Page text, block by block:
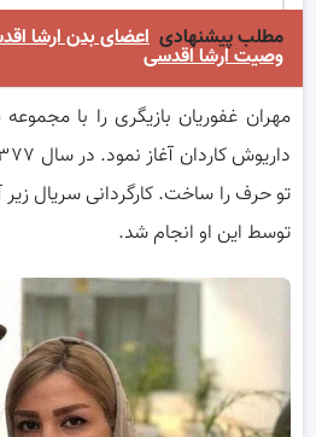
مطلب پیشنهادی اعضای بدن ارشا
وصیت ارشا اقدسی
توسط این او انجام شد.